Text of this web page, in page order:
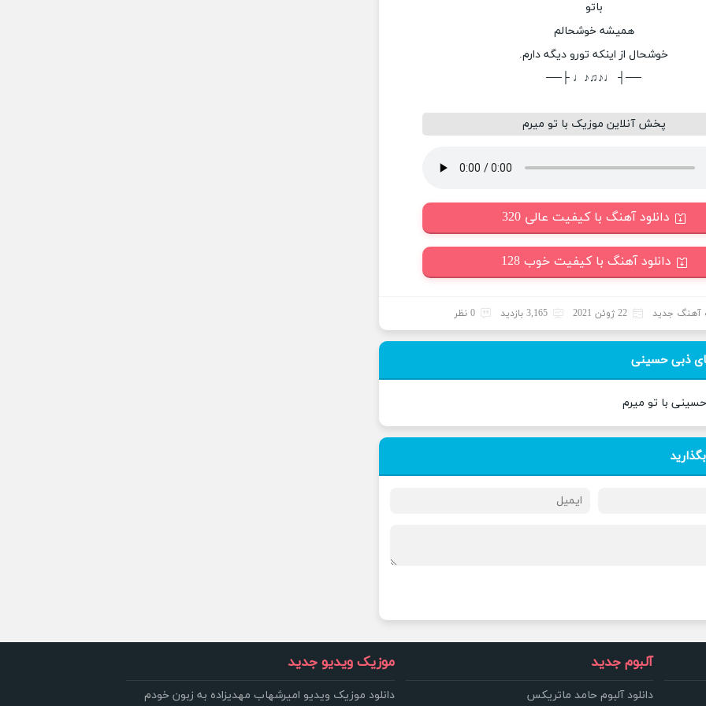
باتو
همیشه خوشحالم
خوشحال از اینکه تورو دیگه دارم.
──┤ ♩♪♫♪♩ ├──
پخش آنلاین موزیک با تو میرم
دانلود آهنگ با کیفیت عالی 320
دانلود آهنگ با کیفیت خوب 128
آهنگ جدید 22 ژوئن 2021 3,165 بازدید 0 نظر
ذبی حسینی
با تو میرم
آلبوم جدید
دانلود آلبوم حامد ماتریکس
موزیک ویدیو جدید
دانلود موزیک ویدیو امیرشهاب مهدیزاده به زبون خودم